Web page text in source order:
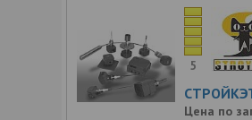
5
Цена по